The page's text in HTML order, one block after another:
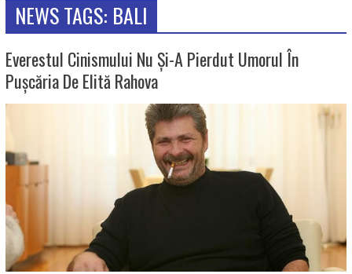
NEWS TAGS: BALI
Everestul Cinismului Nu Și-A Pierdut Umorul În
Pușcăria De Elită Rahova